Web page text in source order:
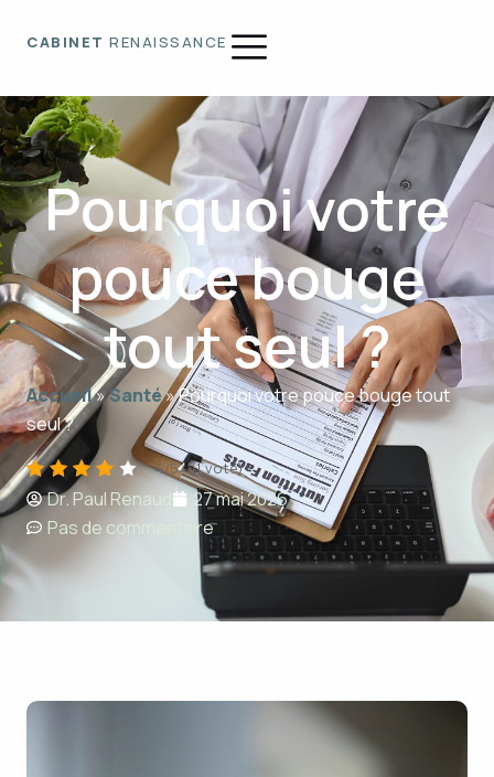
CABINET RENAISSANCE
Pourquoi votre
pouce bouge
tout seul ?
Accueil»Santé»Pourquoi votre pouce bouge tout
seul ?
4/5 - (1 vote)
Dr. Paul Renaud
27 mai 2026
Pas de commentaire